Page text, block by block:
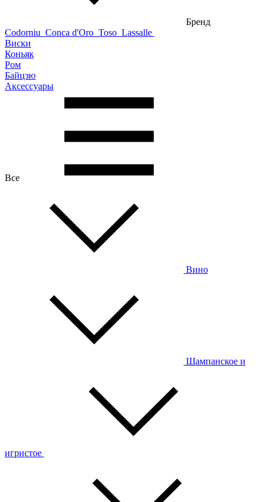
Бренд
Codorniu Conca d'Oro Toso Lassalle
Виски
Коньяк
Ром
Байцзю
Аксессуары
Все
Вино
Шампанское и
игристое